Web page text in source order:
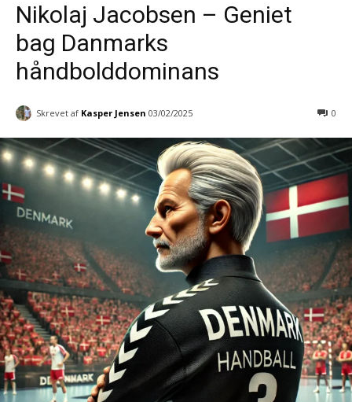
Nikolaj Jacobsen – Geniet
bag Danmarks
håndbolddominans
Skrevet af Kasper Jensen 03/02/2025 0